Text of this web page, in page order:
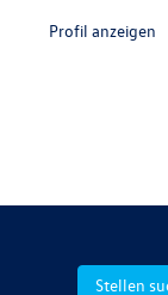
Profil anzeigen